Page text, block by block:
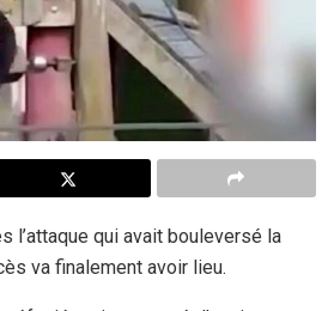
l’attaque qui avait bouleversé la
va finalement avoir lieu.